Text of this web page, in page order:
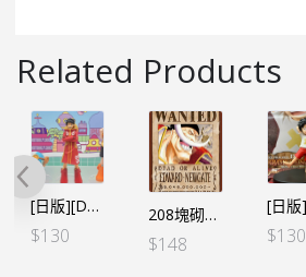
Related Products
[日版][DXF] 海賊王 THE GRANDLINE SERIES 蛋頭島 路飛
$130
208塊砌圖 新懸賞令 白鬍子
$148 $130